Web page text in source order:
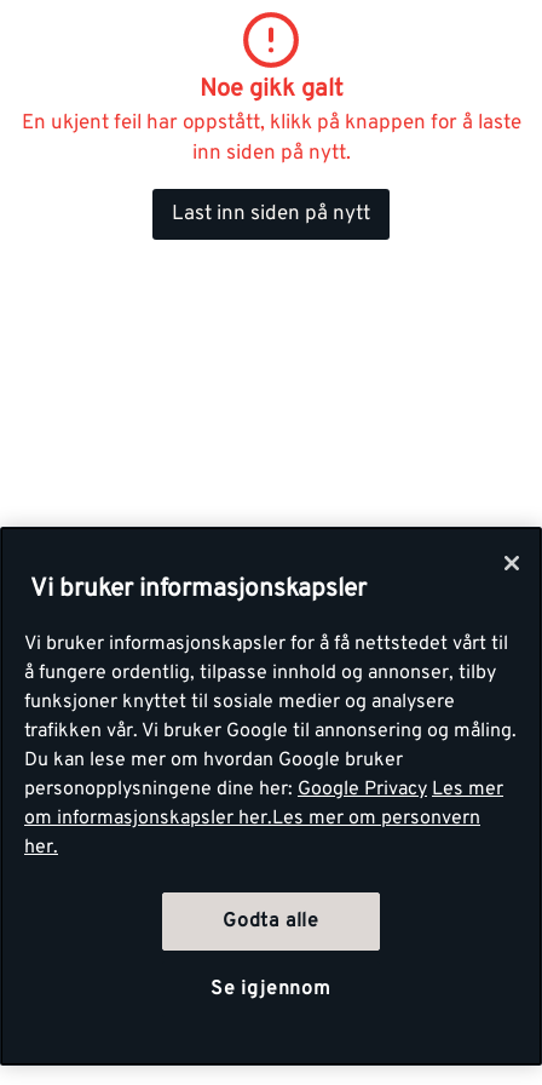
Noe gikk galt
En ukjent feil har oppstått, klikk på knappen for å laste
inn siden på nytt.
Last inn siden på nytt
Vi bruker informasjonskapsler
Vi bruker informasjonskapsler for å få nettstedet vårt til
å fungere ordentlig, tilpasse innhold og annonser, tilby
funksjoner knyttet til sosiale medier og analysere
trafikken vår. Vi bruker Google til annonsering og måling.
Du kan lese mer om hvordan Google bruker
personopplysningene dine her: Google Privacy Les mer
om informasjonskapsler her.Les mer om personvern
her.
Godta alle
Se igjennom